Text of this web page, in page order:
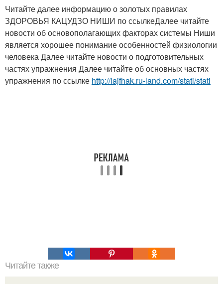
Читайте далее информацию о золотых правилах
ЗДОРОВЬЯ КАЦУДЗО НИШИ по ссылкеДалее читайте
новости об основополагающих факторах системы Ниши
является хорошее понимание особенностей физиологии
человека Далее читайте новости о подготовительных
частях упражнения Далее читайте об основных частях
упражнения по ссылке http://lajfhak.ru-land.com/stati/stati
Читайте также